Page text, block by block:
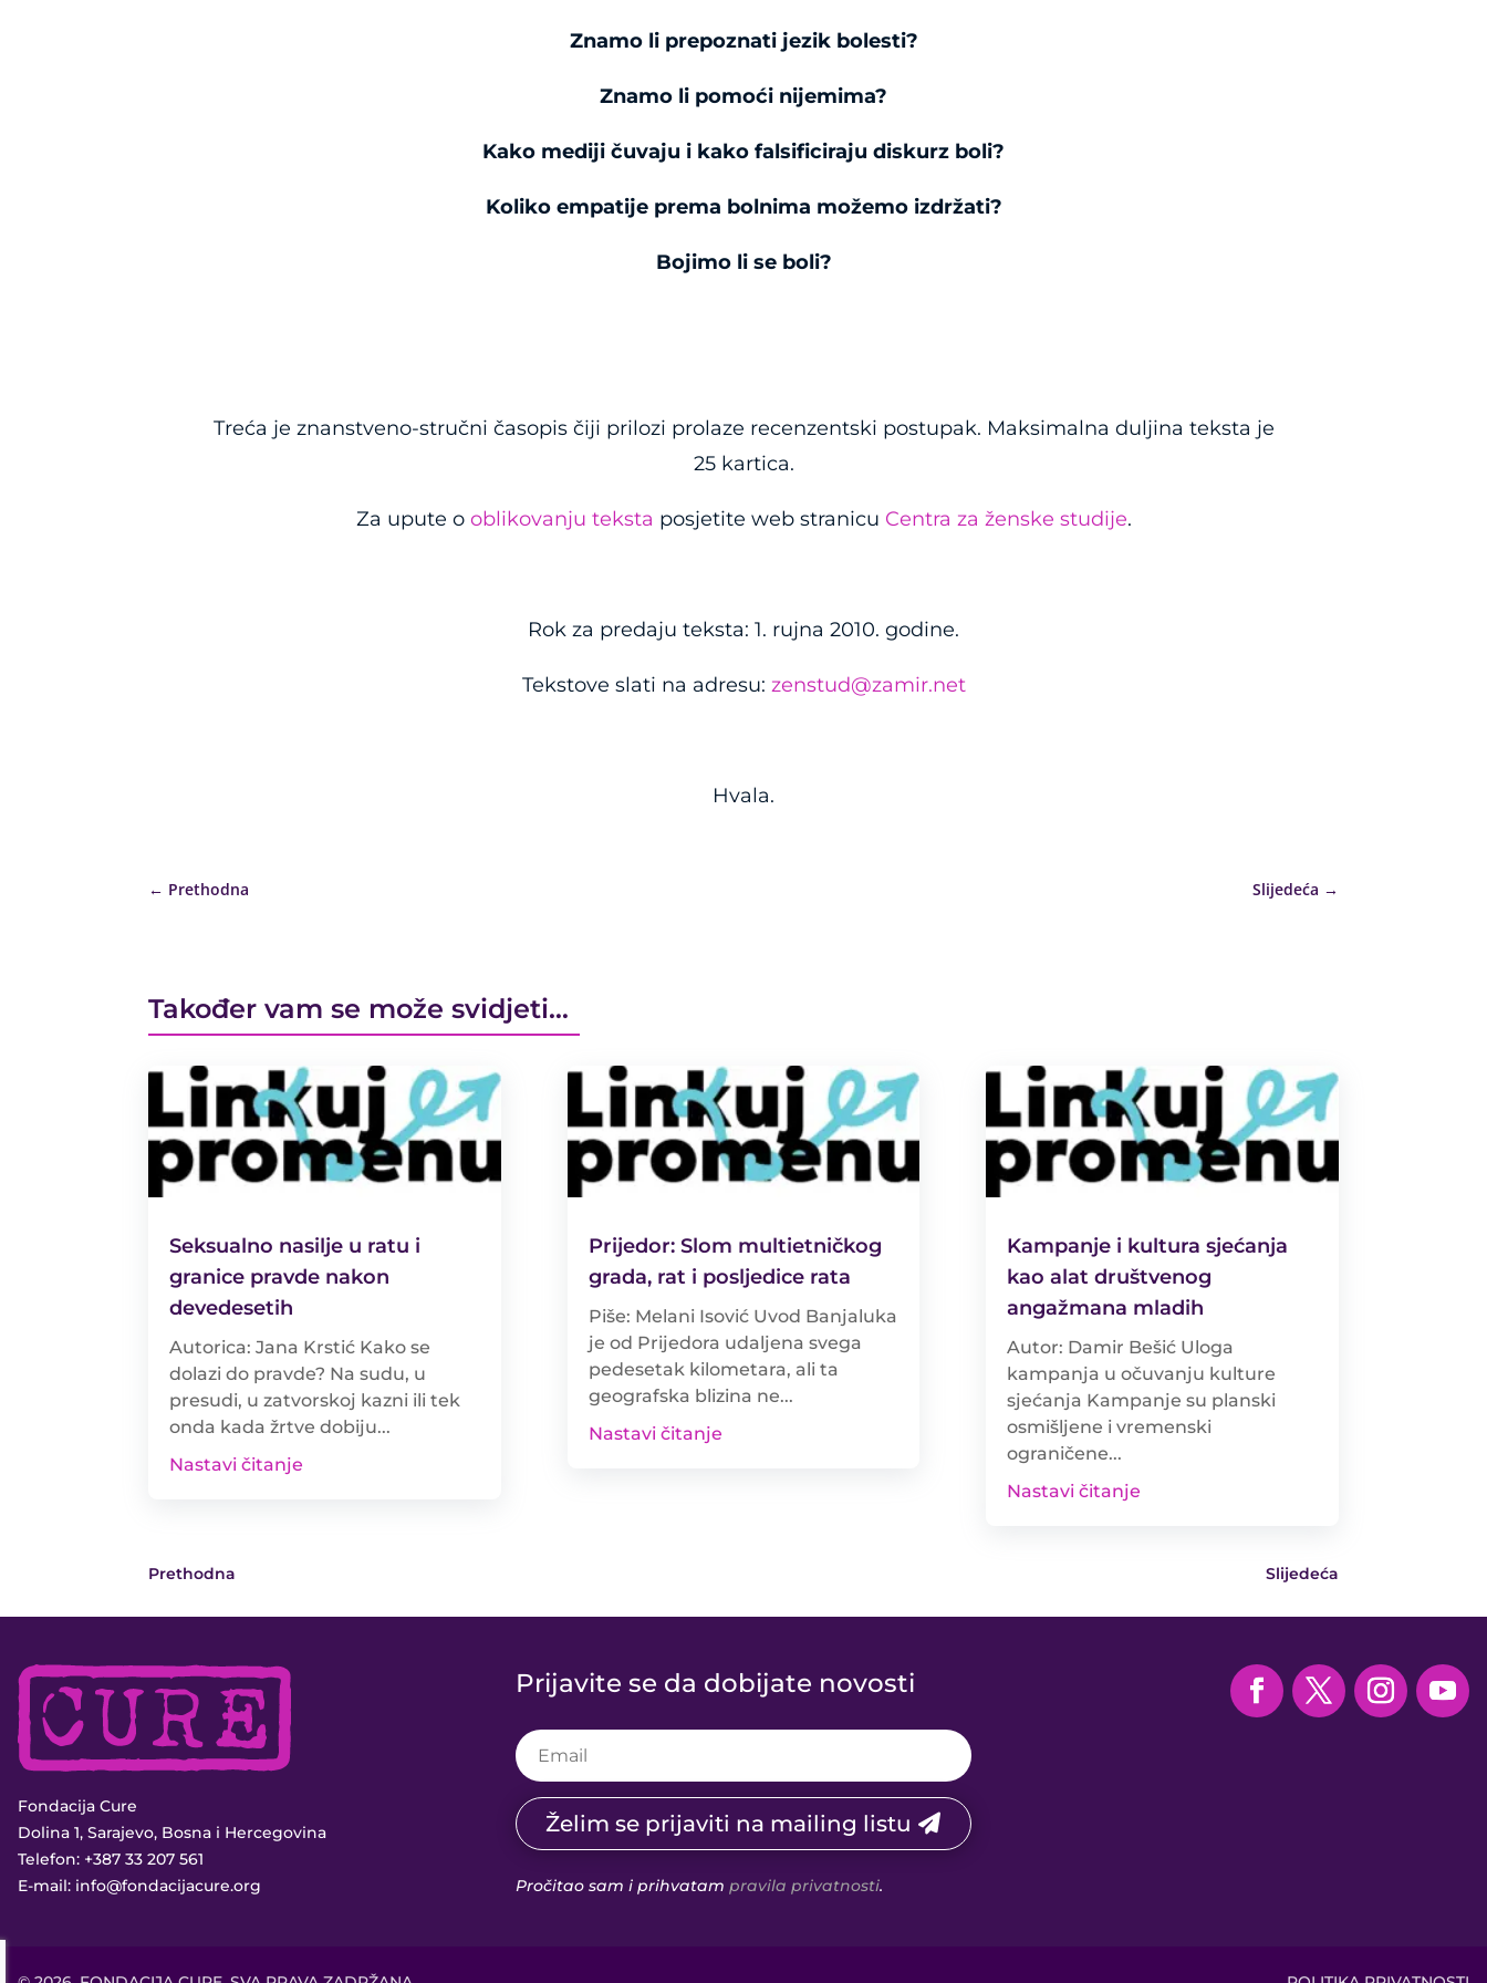
Znamo li prepoznati jezik bolesti?
Znamo li pomoći nijemima?
Kako mediji čuvaju i kako falsificiraju diskurz boli?
Koliko empatije prema bolnima možemo izdržati?
Bojimo li se boli?
Treća je znanstveno-stručni časopis čiji prilozi prolaze recenzentski postupak. Maksimalna duljina teksta je
25 kartica.
Za upute o oblikovanju teksta posjetite web stranicu Centra za ženske studije.
Rok za predaju teksta: 1. rujna 2010. godine.
Tekstove slati na adresu: zenstud@zamir.net
Hvala.
← Prethodna Slijedeća →
Također vam se može svidjeti…
Seksualno nasilje u ratu i
granice pravde nakon
devedesetih
Autorica: Jana Krstić Kako se
dolazi do pravde? Na sudu, u
presudi, u zatvorskoj kazni ili tek
onda kada žrtve dobiju...
Nastavi čitanje
Prijedor: Slom multietničkog
grada, rat i posljedice rata
Piše: Melani Isović Uvod Banjaluka
je od Prijedora udaljena svega
pedesetak kilometara, ali ta
geografska blizina ne...
Nastavi čitanje
Kampanje i kultura sjećanja
kao alat društvenog
angažmana mladih
Autor: Damir Bešić Uloga
kampanja u očuvanju kulture
sjećanja Kampanje su planski
osmišljene i vremenski
ograničene...
Nastavi čitanje
Prethodna Slijedeća
Fondacija Cure
Dolina 1, Sarajevo, Bosna i Hercegovina
Telefon: +387 33 207 561
E-mail: info@fondacijacure.org
Prijavite se da dobijate novosti
Želim se prijaviti na mailing listu
Pročitao sam i prihvatam pravila privatnosti.